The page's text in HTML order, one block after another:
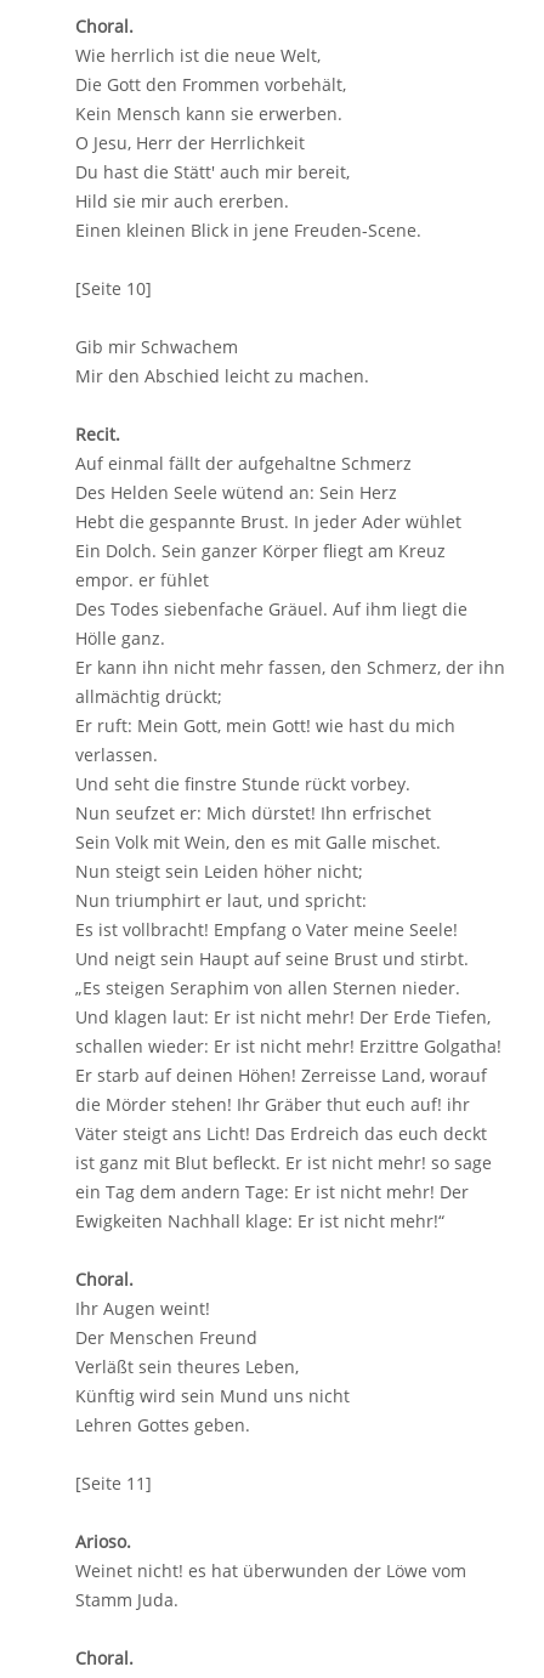
Choral.
Wie herrlich ist die neue Welt,
Die Gott den Frommen vorbehält,
Kein Mensch kann sie erwerben.
O Jesu, Herr der Herrlichkeit
Du hast die Stätt' auch mir bereit,
Hild sie mir auch ererben.
Einen kleinen Blick in jene Freuden-Scene.
[Seite 10]
Gib mir Schwachem
Mir den Abschied leicht zu machen.
Recit.
Auf einmal fällt der aufgehaltne Schmerz
Des Helden Seele wütend an: Sein Herz
Hebt die gespannte Brust. In jeder Ader wühlet
Ein Dolch. Sein ganzer Körper fliegt am Kreuz
empor. er fühlet
Des Todes siebenfache Gräuel. Auf ihm liegt die
Hölle ganz.
Er kann ihn nicht mehr fassen, den Schmerz, der ihn
allmächtig drückt;
Er ruft: Mein Gott, mein Gott! wie hast du mich
verlassen.
Und seht die finstre Stunde rückt vorbey.
Nun seufzet er: Mich dürstet! Ihn erfrischet
Sein Volk mit Wein, den es mit Galle mischet.
Nun steigt sein Leiden höher nicht;
Nun triumphirt er laut, und spricht:
Es ist vollbracht! Empfang o Vater meine Seele!
Und neigt sein Haupt auf seine Brust und stirbt.
„Es steigen Seraphim von allen Sternen nieder.
Und klagen laut: Er ist nicht mehr! Der Erde Tiefen,
schallen wieder: Er ist nicht mehr! Erzittre Golgatha!
Er starb auf deinen Höhen! Zerreisse Land, worauf
die Mörder stehen! Ihr Gräber thut euch auf! ihr
Väter steigt ans Licht! Das Erdreich das euch deckt
ist ganz mit Blut befleckt. Er ist nicht mehr! so sage
ein Tag dem andern Tage: Er ist nicht mehr! Der
Ewigkeiten Nachhall klage: Er ist nicht mehr!“
Choral.
Ihr Augen weint!
Der Menschen Freund
Verläßt sein theures Leben,
Künftig wird sein Mund uns nicht
Lehren Gottes geben.
[Seite 11]
Arioso.
Weinet nicht! es hat überwunden der Löwe vom
Stamm Juda.
Choral.